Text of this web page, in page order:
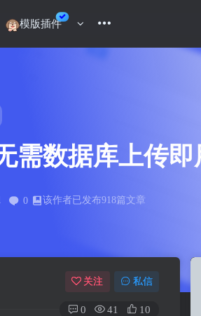
需数据库上传即
0 该作者已发布918篇文章
模版插件
关注 私信
0 41 10